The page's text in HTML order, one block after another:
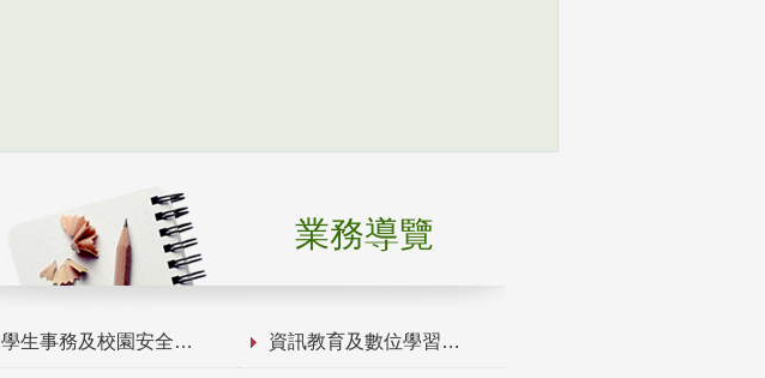
業務導覽
學生事務及校園安全 資訊教育及數位學習